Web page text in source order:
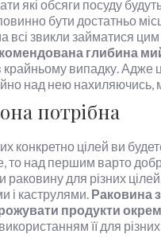
які обсяги посуду
бути достатньо
звикли займатися
глибина
крайньому випадку.
над нею нахиляючись,
потрібна
конкретно цілей ви
то над першим варто
для різних
і каструлями. Раковина
продукти
її для